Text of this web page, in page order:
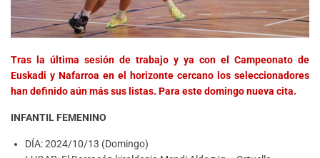
Tras la última sesión de trabajo y ya con el Campeonato de
Euskadi y Nafarroa en el horizonte cercano los seleccionadores
han definido aún más sus listas. Para este domingo nueva cita.
INFANTIL FEMENINO
DÍA: 2024/10/13 (Domingo)